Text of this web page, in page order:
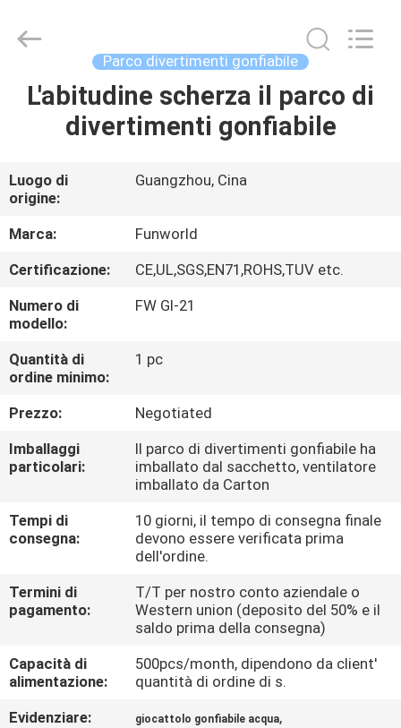
CASA
VIDEO
CIRCA
NOI
GIRO
DELLA
FABBRICA
CONTROLLO
QUALITÀ
COMPANY
NEWS
MAPPA
DEL
Inflatables
Limited.
Parco divertimenti gonfiabile
L'abitudine scherza il parco di
divertimenti gonfiabile
Luogo di
origine:
Guangzhou, Cina
Marca:
Funworld
Certificazione:
CE,UL,SGS,EN71,ROHS,TUV etc.
Numero di
modello:
FW GI-21
Quantità di
ordine minimo:
1 pc
Prezzo:
Negotiated
Imballaggi
particolari:
Il parco di divertimenti gonfiabile ha
imballato dal sacchetto, ventilatore
imballato da Carton
Tempi di
consegna:
10 giorni, il tempo di consegna finale
devono essere verificata prima
dell'ordine.
Termini di
pagamento:
T/T per nostro conto aziendale o
Western union (deposito del 50% e il
saldo prima della consegna)
Capacità di
alimentazione:
500pcs/month, dipendono da client'
quantità di ordine di s.
Evidenziare:
giocattolo gonfiabile acqua,